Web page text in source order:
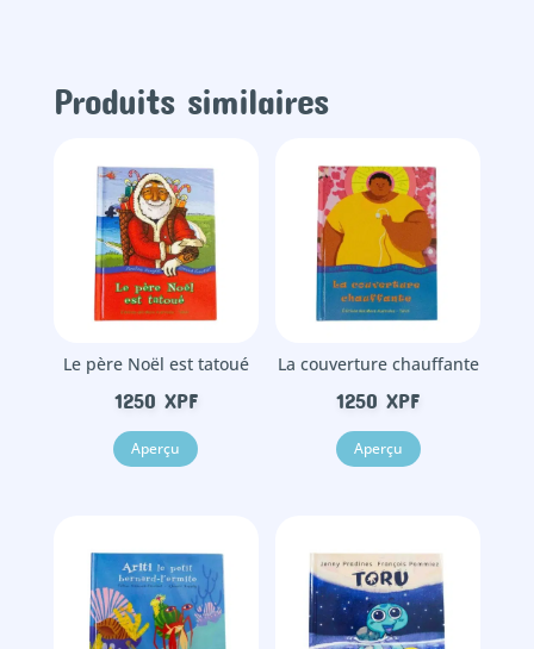
colors
Produits similaires
Le père Noël est tatoué
1250 XPF
Aperçu
La couverture chauffante
1250XPF
Aperçu